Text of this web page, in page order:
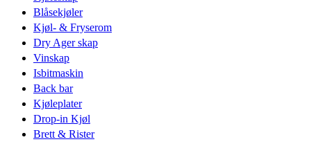
Blåsekjøler
Kjøl- & Fryserom
Dry Ager skap
Vinskap
Isbitmaskin
Back bar
Kjøleplater
Drop-in Kjøl
Brett & Rister